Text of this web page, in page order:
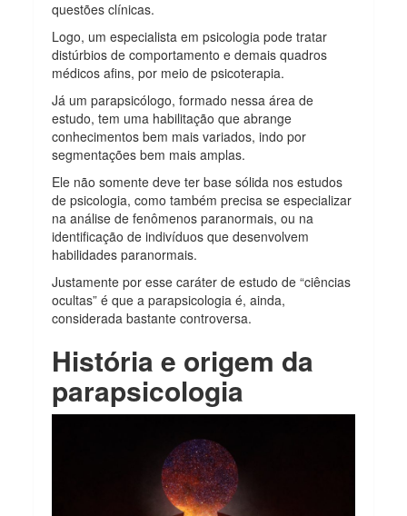
questões clínicas.
Logo, um especialista em psicologia pode tratar
distúrbios de comportamento e demais quadros
médicos afins, por meio de psicoterapia.
Já um parapsicólogo, formado nessa área de
estudo, tem uma habilitação que abrange
conhecimentos bem mais variados, indo por
segmentações bem mais amplas.
Ele não somente deve ter base sólida nos estudos
de psicologia, como também precisa se especializar
na análise de fenômenos paranormais, ou na
identificação de indivíduos que desenvolvem
habilidades paranormais.
Justamente por esse caráter de estudo de “ciências
ocultas” é que a parapsicologia é, ainda,
considerada bastante controversa.
História e origem da
parapsicologia